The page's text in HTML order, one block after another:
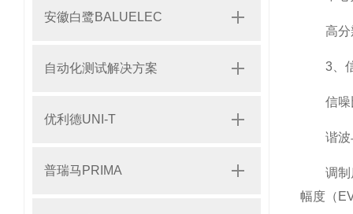
安徽白鹭BALUELEC
自动化测试解决方案
优利德UNI-T
普瑞马PRIMA
高分辨
3、信
信噪比
谐波与
调制质
幅度（